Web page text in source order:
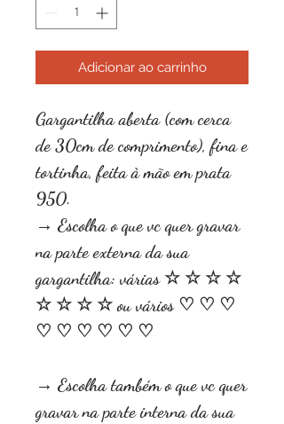
Adicionar ao carrinho
Gargantilha aberta (com cerca
de 30cm de comprimento), fina e
tortinha, feita à mão em prata
950.
→ Escolha o que vc quer gravar
na parte externa da sua
gargantilha: várias ☆ ☆ ☆ ☆
☆ ☆ ☆ ☆ ou vários ♡ ♡ ♡
♡ ♡ ♡ ♡ ♡ ♡
→ Escolha também o que vc quer
gravar na parte interna da sua